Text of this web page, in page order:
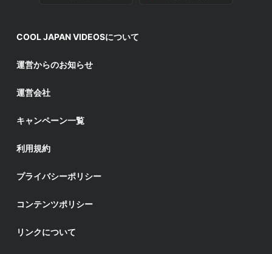
COOL JAPAN VIDEOSについて
運営からのお知らせ
運営会社
キャンペーン一覧
利用規約
プライバシーポリシー
コンテンツポリシー
リンクについて